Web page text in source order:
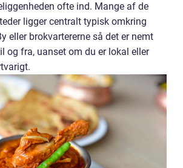
ofte ind. Mange af de
ligger centralt typisk omkring
eller brokvartererne så det er nemt
og fra, uanset om du er lokal eller